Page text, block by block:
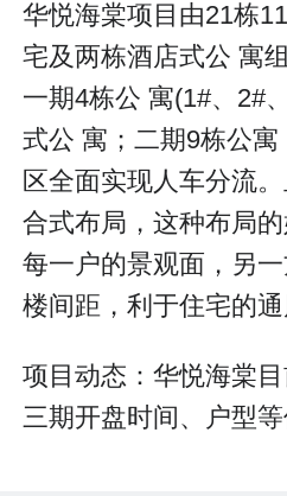
华悦海棠项目由21栋
宅及两栋酒店式公 寓
一期4栋公 寓(1#、2#
式公 寓；二期9栋公
区全面实现人车分流
合式布局，这种布局
每一户的景观面，另
楼间距，利于住宅的通
项目动态：华悦海棠
三期开盘时间、户型等